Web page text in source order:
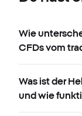
Wie
CFDs vom
Was ist der
und wie